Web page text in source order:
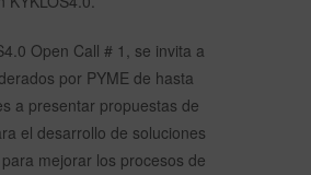
Open Call # 1, se invita a
por PYME de hasta
a presentar propuestas de
el desarrollo de soluciones
mejorar los procesos de